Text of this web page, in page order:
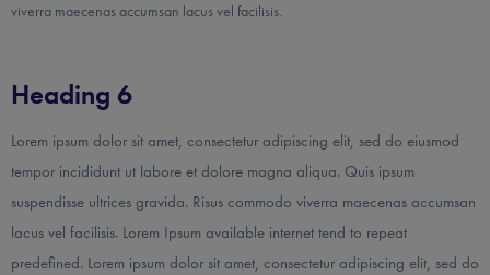
viverra maecenas accumsan lacus vel facilisis.
Heading 6
Lorem ipsum dolor sit amet, consectetur adipiscing elit, sed do eiusmod
tempor incididunt ut labore et dolore magna aliqua. Quis ipsum
suspendisse ultrices gravida. Risus commodo viverra maecenas accumsan
lacus vel facilisis. Lorem Ipsum available internet tend to repeat
predefined. Lorem ipsum dolor sit amet, consectetur adipiscing elit, sed do